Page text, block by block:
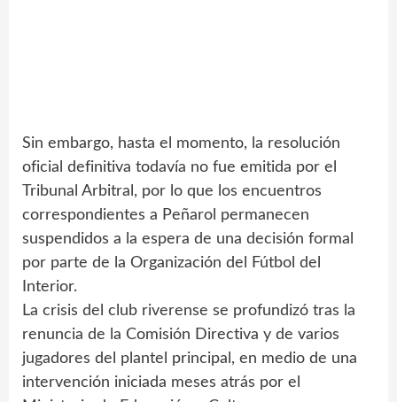
Sin embargo, hasta el momento, la resolución
oficial definitiva todavía no fue emitida por el
Tribunal Arbitral, por lo que los encuentros
correspondientes a Peñarol permanecen
suspendidos a la espera de una decisión formal
por parte de la Organización del Fútbol del
Interior.
La crisis del club riverense se profundizó tras la
renuncia de la Comisión Directiva y de varios
jugadores del plantel principal, en medio de una
intervención iniciada meses atrás por el